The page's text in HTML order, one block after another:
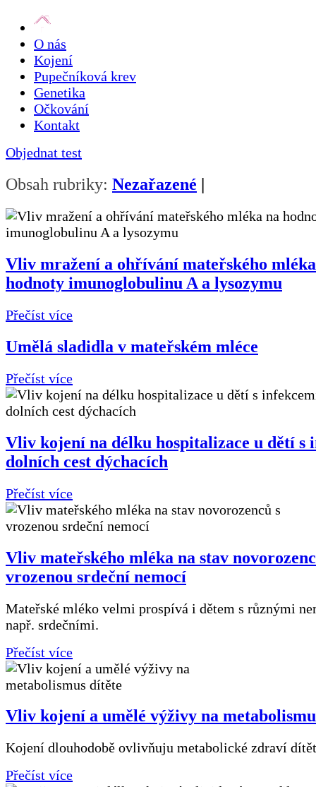
O nás
Kojení
Pupečníková krev
Genetika
Očkování
Kontakt
Objednat test
Obsah rubriky: Nezařazené
Vliv mražení a ohřívání mateřského
hodnoty imunoglobulinu A a lysozymu
Přečíst více
Umělá sladidla v mateřském mléce
Přečíst více
Vliv kojení na délku hospitalizace u dětí s
dolních cest dýchacích
Přečíst více
Vliv mateřského mléka na stav
vrozenou srdeční nemocí
Mateřské mléko velmi prospívá i dětem s různými
např. srdečními.
Přečíst více
Vliv kojení a umělé výživy na
Kojení dlouhodobě ovlivňuju metabolické zdraví
Přečíst více